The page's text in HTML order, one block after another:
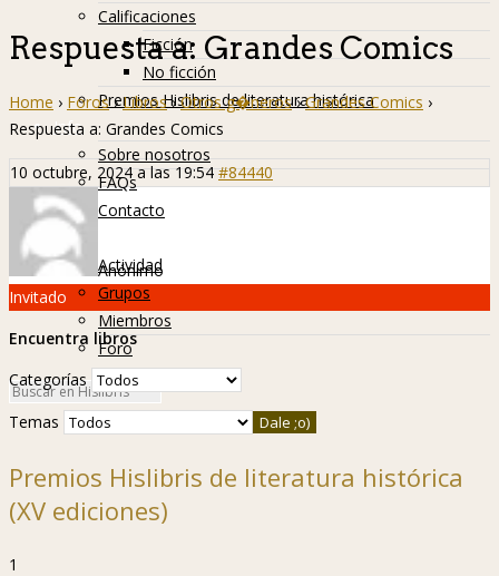
Calificaciones
Ficción
No ficción
Premios Hislibris de literatura histórica
Info
Sobre nosotros
FAQs
Contacto
Hislibreños
Actividad
Grupos
Miembros
Foro
Respuesta a: Grandes Comics
Home › Foros › Libros › Otros g�neros › Grandes Comics ›
Respuesta a: Grandes Comics
10 octubre, 2024 a las 19:54 #84440
Anónimo
Invitado
Encuentra libros
Categorías
Temas
Premios Hislibris de literatura histórica
(XV ediciones)
1